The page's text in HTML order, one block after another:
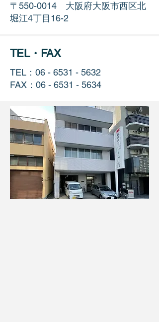
〒550-0014 大阪府大阪市西区北
堀江4丁目16-2
TEL・FAX
TEL：06 - 6531 - 5632
FAX：06 - 6531 - 5634